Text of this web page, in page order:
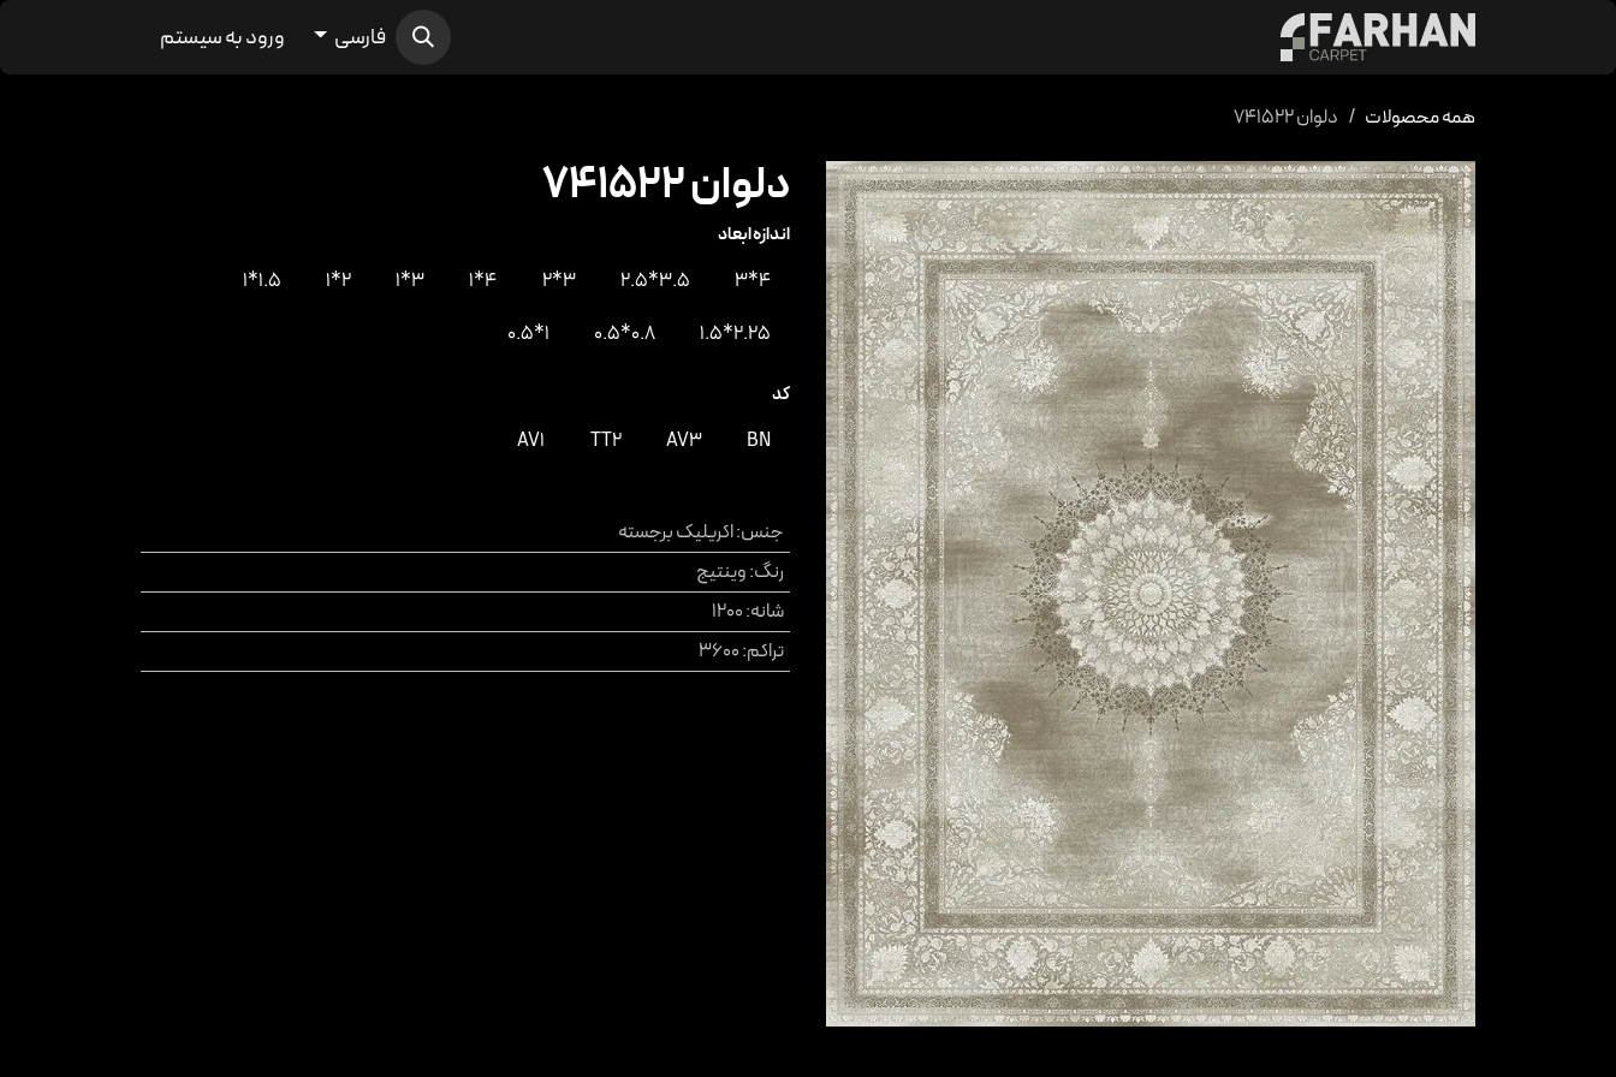
رد شدن به محتوا
فارسی ورود به سیستم
همه محصولات دلوان 741522
دلوان 741522
اندازه ابعاد
4*3
3.5*2.5
3*2
4*1
3*1
2*1
1.5*1
2.25*1.5
0.8*0.5
1*0.5
کد
BN
AV3
TT2
AV1
جنس:اکریلیک برجسته
رنگ:وینتیج
شانه:
1200
تراکم:
3600